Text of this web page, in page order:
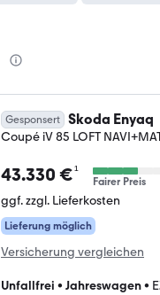
Gesponsert Skoda Enyaq
Coupé iV 85 LOFT
43.330 €¹
Fairer Preis
ggf. zzgl. Lieferkosten
Lieferung möglich
Versicherung vergleichen
Unfallfrei • Jahreswagen•